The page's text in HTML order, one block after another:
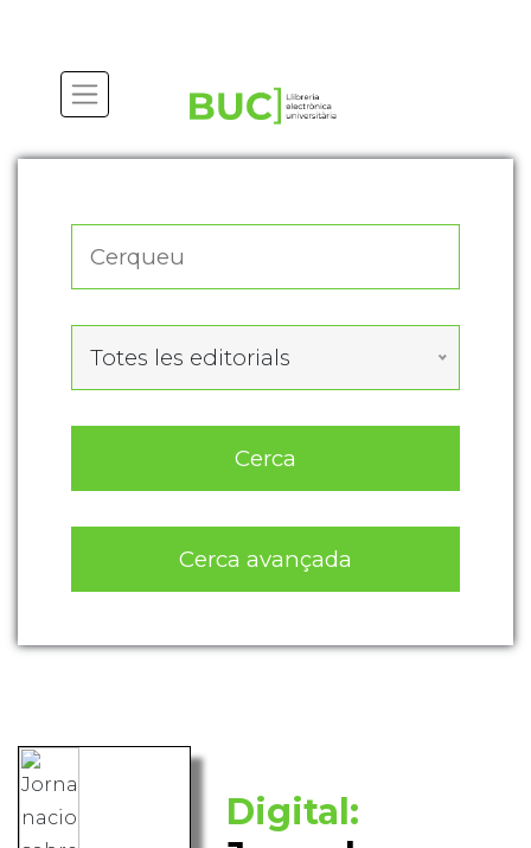
Totes les editorials
Cerca
Cerca avançada
Digital: